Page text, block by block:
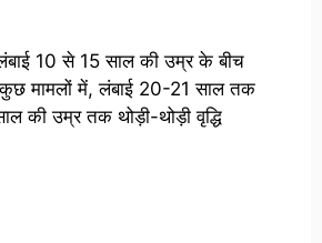
10 से 15 साल की उम्र के बीच
मामलों में, लंबाई 20-21 साल तक
की उम्र तक थोड़ी-थोड़ी वृद्धि